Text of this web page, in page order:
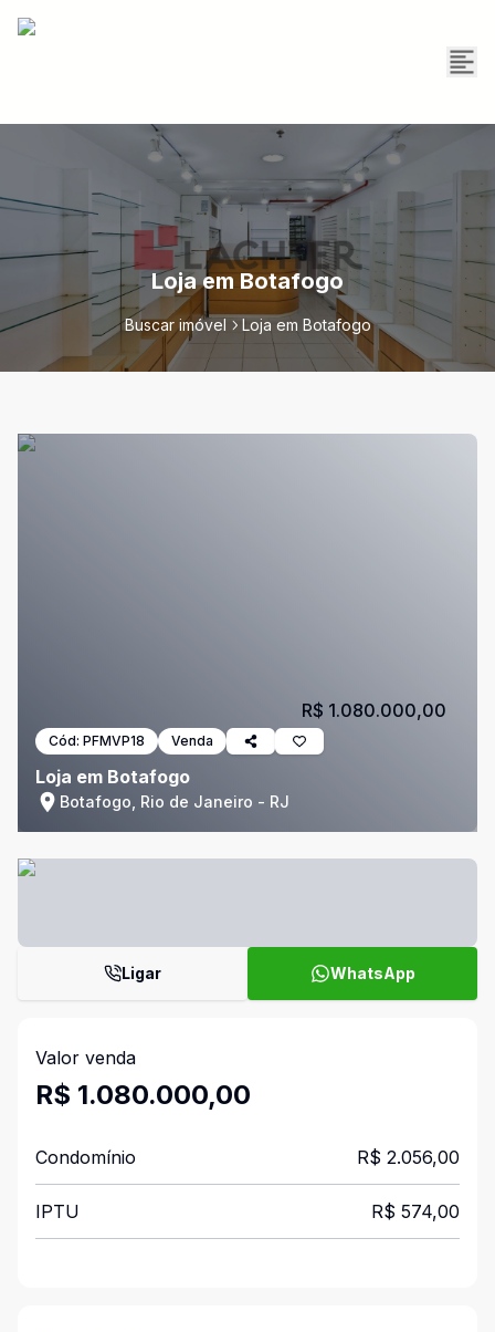
Loja em Botafogo
Buscar imóvel Loja em Botafogo
Cód: PFMVP18 Venda
Loja em Botafogo
Botafogo, Rio de Janeiro - RJ
R$ 1.080.000,00
Ligar WhatsApp
Valor venda
R$ 1.080.000,00
Condomínio R$ 2.056,00
IPTU R$ 574,00